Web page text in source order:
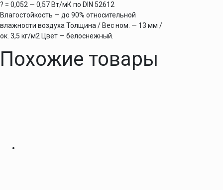
? = 0,052 — 0,57 Вт/мК по DIN 52612
Влагостойкость — до 90% относительной
влажности воздуха Толщина / Вес ном. — 13 мм /
ок. 3,5 кг/м2 Цвет — белоснежный.
Похожие товары